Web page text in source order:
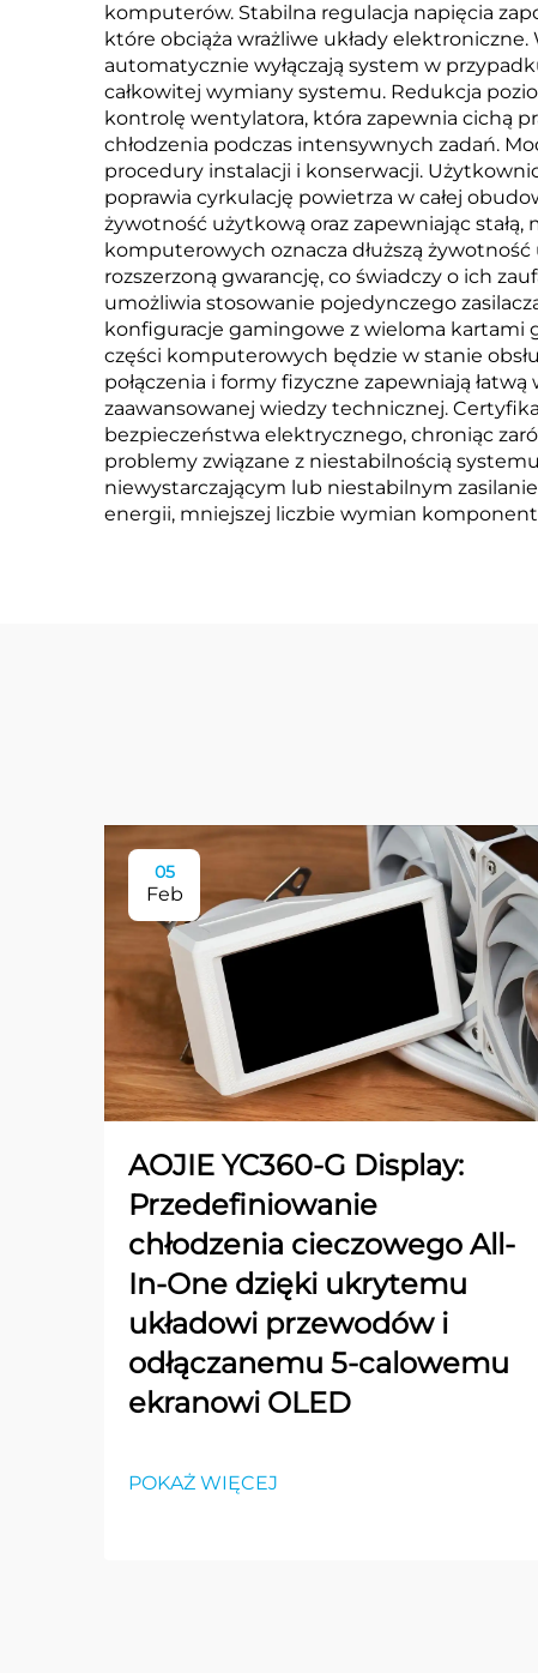
komputerów. Stabilna regulacja napięcia
które obciąża wrażliwe układy
automatycznie wyłączają system w
całkowitej wymiany systemu. Redukcja
kontrolę wentylatora, która zapewnia cichą
chłodzenia podczas intensywnych zadań.
procedury instalacji i konserwacji.
poprawia cyrkulację powietrza w całej
żywotność użytkową oraz zapewniając
komputerowych oznacza dłuższą
rozszerzoną gwarancję, co świadczy o ich
umożliwia stosowanie pojedynczego
konfiguracje gamingowe z wieloma kartami
części komputerowych będzie w stanie
połączenia i formy fizyczne zapewniają
zaawansowanej wiedzy technicznej.
bezpieczeństwa elektrycznego, chroniąc
problemy związane z niestabilnością
niewystarczającym lub niestabilnym
energii, mniejszej liczbie wymian
05
Feb
AOJIE YC360-G Display:
Przedefiniowanie
chłodzenia cieczowego All-
In-One dzięki ukrytemu
układowi przewodów i
odłączanemu 5-calowemu
ekranowi OLED
POKAŻ WIĘCEJ